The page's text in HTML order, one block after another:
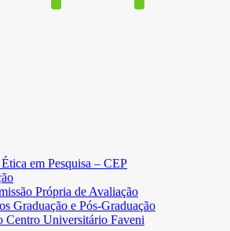
em Pesquisa – CEP
Própria de Avaliação
Graduação e Pós-Graduação
Centro Universitário Faveni